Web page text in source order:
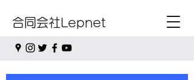
合同会社Lepnet